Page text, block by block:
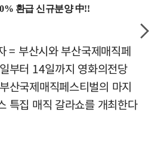
= 부산시와 부산국제매직페
부터 14일까지 영화의전당
산국제매직페스티벌의 마지
특집 매직 갈라쇼를 개최한다